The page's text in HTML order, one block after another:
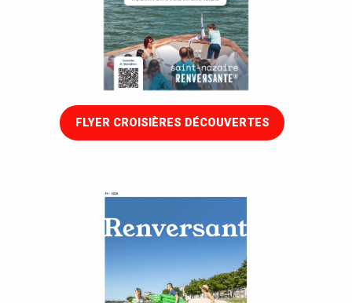
FLYER CROISIÈRES DÉCOUVERTES